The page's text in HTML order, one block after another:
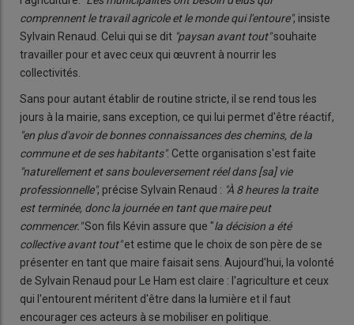
comprennent le travail agricole et le monde qui l'entoure", insiste
Sylvain Renaud. Celui qui se dit "paysan avant tout"souhaite
travailler pour et avec ceux qui œuvrent à nourrir les
collectivités.
Sans pour autant établir de routine stricte, il se rend tous les
jours à la mairie, sans exception, ce qui lui permet d'être réactif,
"en plus d'avoir de bonnes connaissances des chemins, de la
commune et de ses habitants". Cette organisation s'est faite
"naturellement et sans bouleversement réel dans [sa] vie
professionnelle", précise Sylvain Renaud : "À 8 heures la traite
est terminée, donc la journée en tant que maire peut
commencer."Son fils Kévin assure que "la décision a été
collective avant tout"et estime que le choix de son père de se
présenter en tant que maire faisait sens. Aujourd'hui, la volonté
de Sylvain Renaud pour Le Ham est claire : l'agriculture et ceux
qui l'entourent méritent d'être dans la lumière et il faut
encourager ces acteurs à se mobiliser en politique.